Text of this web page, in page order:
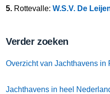
5. Rottevalle: W.S.V. De
Verder zoeken
Overzicht van Jachthavens in
Jachthavens in heel